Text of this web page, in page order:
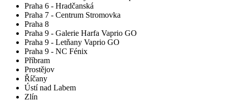
Praha 6 - Hradčanská
Praha 7 - Centrum Stromovka
Praha 8
Praha 9 - Galerie Harfa Vaprio GO
Praha 9 - Letňany Vaprio GO
Praha 9 - NC Fénix
Příbram
Prostějov
Říčany
Ústí nad Labem
Zlín